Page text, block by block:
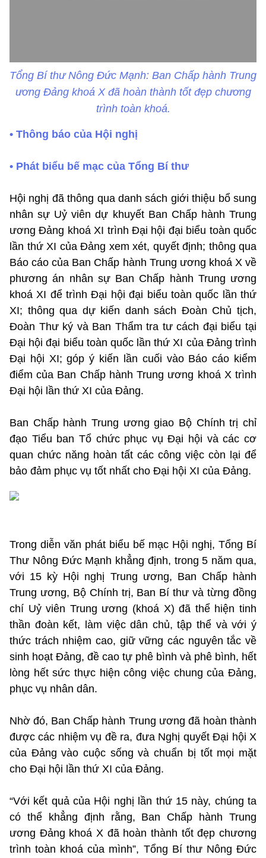
Tổng Bí thư Nông Đức Mạnh: Ban Chấp hành Trung
ương Đảng khoá X đã hoàn thành tốt đẹp chương
trình toàn khoá.
• Thông báo của Hội nghị
• Phát biểu bế mạc của Tổng Bí thư
Hội nghị đã thông qua danh sách giới thiệu bổ sung
nhân sự Uỷ viên dự khuyết Ban Chấp hành Trung
ương Đảng khoá XI trình Đại hội đại biểu toàn quốc
lần thứ XI của Đảng xem xét, quyết định; thông qua
Báo cáo của Ban Chấp hành Trung ương khoá X về
phương án nhân sự Ban Chấp hành Trung ương
khoá XI để trình Đại hội đại biểu toàn quốc lần thứ
XI; thông qua dự kiến danh sách Đoàn Chủ tịch,
Đoàn Thư ký và Ban Thẩm tra tư cách đại biểu tại
Đại hội đại biểu toàn quốc lần thứ XI của Đảng trình
Đại hội XI; góp ý kiến lần cuối vào Báo cáo kiểm
điểm của Ban Chấp hành Trung ương khoá X trình
Đại hội lần thứ XI của Đảng.
Ban Chấp hành Trung ương giao Bộ Chính trị chỉ
đạo Tiểu ban Tổ chức phục vụ Đại hội và các cơ
quan chức năng hoàn tất các công việc còn lại để
bảo đảm phục vụ tốt nhất cho Đại hội XI của Đảng.
Trong diễn văn phát biểu bế mạc Hội nghị, Tổng Bí
Thư Nông Đức Mạnh khẳng định, trong 5 năm qua,
với 15 kỳ Hội nghị Trung ương, Ban Chấp hành
Trung ương, Bộ Chính trị, Ban Bí thư và từng đồng
chí Uỷ viên Trung ương (khoá X) đã thể hiện tinh
thần đoàn kết, làm việc dân chủ, tập thể và với ý
thức trách nhiệm cao, giữ vững các nguyên tắc về
sinh hoạt Đảng, đề cao tự phê bình và phê bình, hết
lòng hết sức thực hiện công việc chung của Đảng,
phục vụ nhân dân.
Nhờ đó, Ban Chấp hành Trung ương đã hoàn thành
được các nhiệm vụ đề ra, đưa Nghị quyết Đại hội X
của Đảng vào cuộc sống và chuẩn bị tốt mọi mặt
cho Đại hội lần thứ XI của Đảng.
“Với kết quả của Hội nghị lần thứ 15 này, chúng ta
có thể khẳng định rằng, Ban Chấp hành Trung
ương Đảng khoá X đã hoàn thành tốt đẹp chương
trình toàn khoá của mình”, Tổng Bí thư Nông Đức